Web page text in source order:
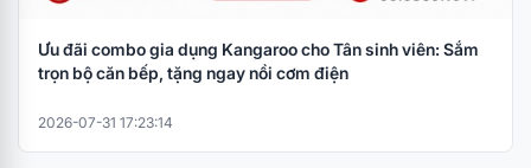
Ưu đãi combo gia dụng Kangaroo cho Tân sinh viên: Sắm
trọn bộ căn bếp, tặng ngay nồi cơm điện
2026-07-31 17:23:14